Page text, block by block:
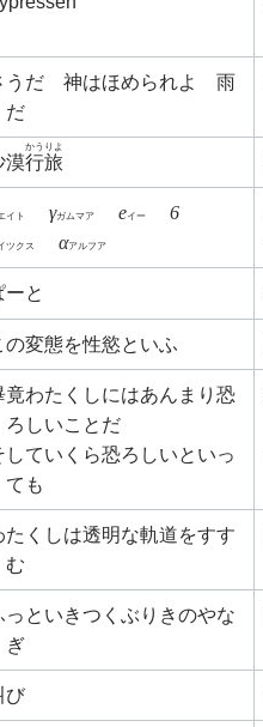
うだ 神はほめられよ 雨
だ
漠行旅
かうりよ
イト γガムマア eイー 6
ツクス αアルフア
ーと
の変態を性慾といふ
竟わたくしにはあんまり恐
ろしいことだ
していくら恐ろしいといっ
ても
たくしは透明な軌道をすす
む
っといきつくぶりきのやな
ぎ
び